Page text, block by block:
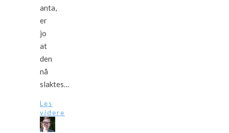
anta,
er
jo
at
den
nå
slaktes…
Les
videre